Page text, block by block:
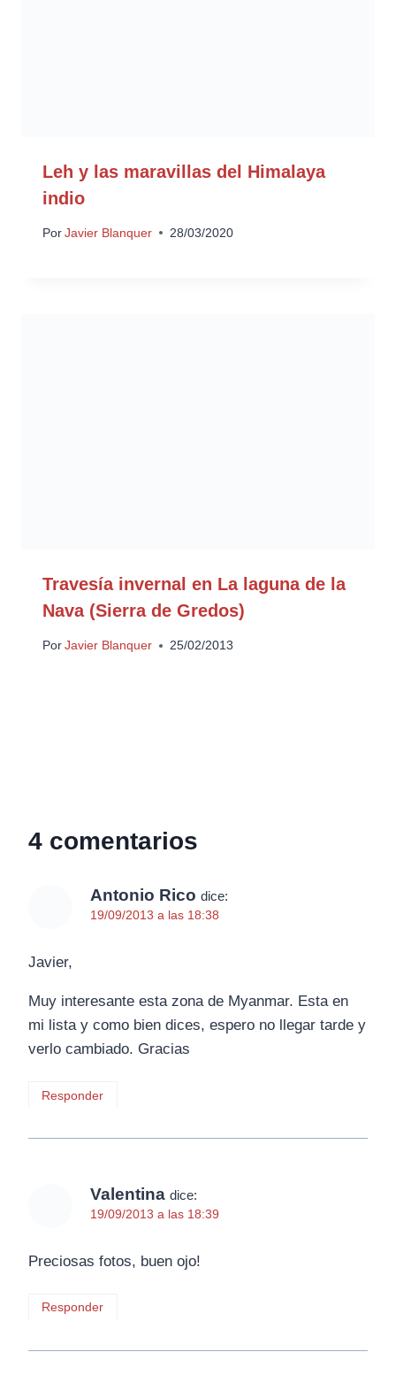
Leh y las maravillas del Himalaya
indio
Por Javier Blanquer 28/03/2020
Travesía invernal en La laguna de la
Nava (Sierra de Gredos)
Por Javier Blanquer 25/02/2013
4 comentarios
Antonio Rico dice:
19/09/2013 a las 18:38
Javier,
Muy interesante esta zona de Myanmar. Esta en
mi lista y como bien dices, espero no llegar tarde y
verlo cambiado. Gracias
Responder
Valentina dice:
19/09/2013 a las 18:39
Preciosas fotos, buen ojo!
Responder